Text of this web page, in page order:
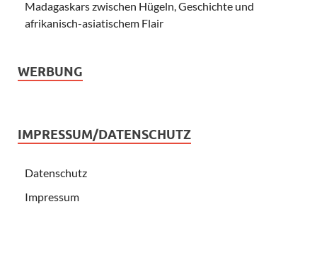
Madagaskars zwischen Hügeln, Geschichte und
afrikanisch-asiatischem Flair
WERBUNG
IMPRESSUM/DATENSCHUTZ
Datenschutz
Impressum